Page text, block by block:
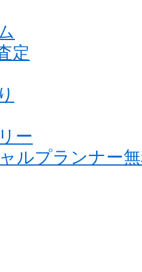
定
ー
ルプランナー